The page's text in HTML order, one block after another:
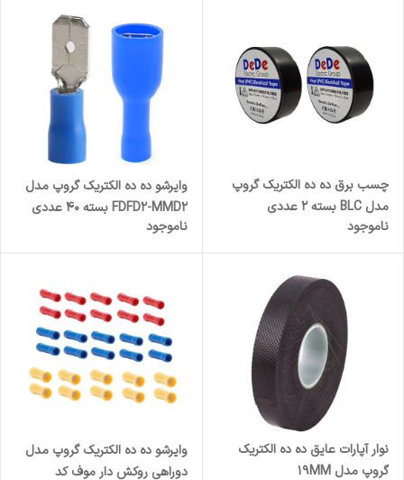
چسب برق ده ده الکتریک گروپ
مدل BLC بسته 2 عددی
ناموجود
وایرشو ده ده الکتریک گروپ مدل
FDFD2-MMD2 بسته 40 عددی
ناموجود
نوار آپارات عایق ده ده الکتریک
گروپ مدل 19MM
وایرشو ده ده الکتریک گروپ مدل
دوراهی روکش دار موف کد